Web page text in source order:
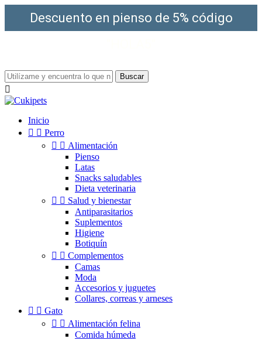
Descuento en pienso de 5% código
Buscar

Inicio
  Perro
  Alimentación
Pienso
Latas
Snacks saludables
Dieta veterinaria
  Salud y bienestar
Antiparasitarios
Suplementos
Higiene
Botiquín
  Complementos
Camas
Moda
Accesorios y juguetes
Collares, correas y arneses
  Gato
  Alimentación felina
Comida húmeda